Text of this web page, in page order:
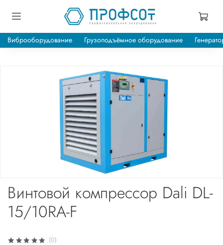
Виброоборудование Грузоподъёмное оборудование
(0)
Винтовой компрессор Dali DL-
15/10RA-F